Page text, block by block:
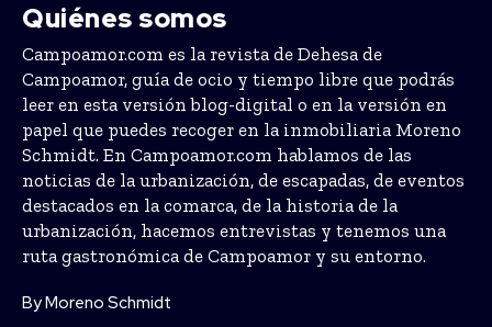
Quiénes somos
Campoamor.com es la revista de Dehesa de
Campoamor, guía de ocio y tiempo libre que podrás
leer en esta versión blog-digital o en la versión en
papel que puedes recoger en la inmobiliaria Moreno
Schmidt. En Campoamor.com hablamos de las
noticias de la urbanización, de escapadas, de eventos
destacados en la comarca, de la historia de la
urbanización, hacemos entrevistas y tenemos una
ruta gastronómica de Campoamor y su entorno.
By Moreno Schmidt